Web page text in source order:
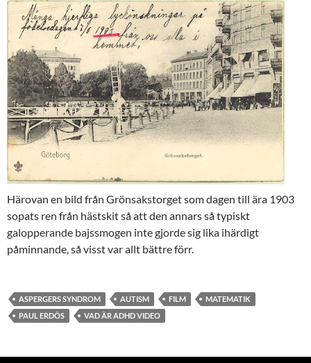
Härovan en bild från Grönsakstorget som dagen till ära 1903
sopats ren från hästskit så att den annars så typiskt
galopperande bajssmogen inte gjorde sig lika ihärdigt
påminnande, så visst var allt bättre förr.
ASPERGERS SYNDROM AUTISM FILM
MATEMATIK
PAUL ERDÖS
VAD ÄR ADHD VIDEO